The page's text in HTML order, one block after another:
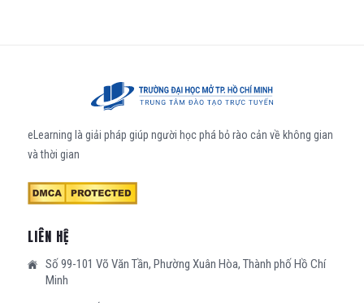
eLearning là giải pháp giúp người học phá bỏ rào cản về không gian
và thời gian
LIÊN HỆ
Số 99-101 Võ Văn Tần, Phường Xuân Hòa, Thành phố Hồ Chí
Minh